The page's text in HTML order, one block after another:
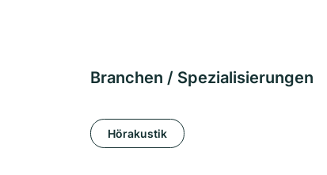
Branchen / Spezialisierungen
Hörakustik